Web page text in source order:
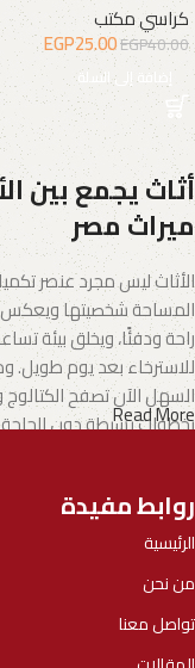
كراسي مكتب
EGP40.00
EGP25.00
إضافة إلى السلة
أثاث يجمع بين
ميراث مصر
الأثاث ليس مجرد عنصر
المساحة شخصيتها ويعكس
راحة ودفئًا، ويخلق بيئة
للاسترخاء بعد يوم طويل.
السهل الآن تصفح الكتالوج
بخطوات بسيطة دون الحاجة
الأثاث.. فن يجمع
تطورت صناعة الأثاث
اليوم خيارات تلبي جميع
التصاميم الفريدة التي
Read More
روابط مفيدة
الرئيسية
من نحن
تواصل معنا